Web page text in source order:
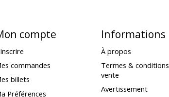
compte
commandes
billets
Préférences
Informations
À propos
Termes &
vente
Avertissement